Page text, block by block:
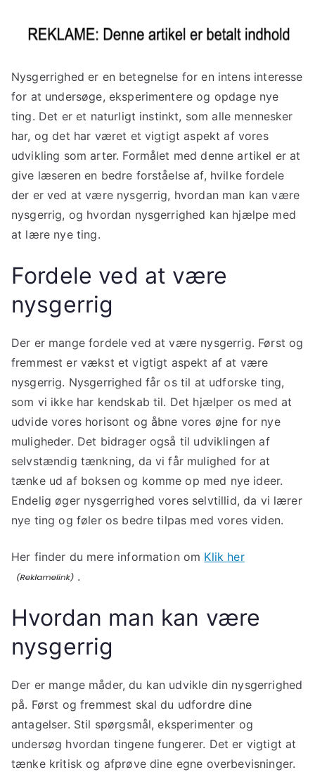
Nysgerrighed er en betegnelse for en intens interesse
for at undersøge, eksperimentere og opdage nye
ting. Det er et naturligt instinkt, som alle mennesker
har, og det har været et vigtigt aspekt af vores
udvikling som arter. Formålet med denne artikel er at
give læseren en bedre forståelse af, hvilke fordele
der er ved at være nysgerrig, hvordan man kan være
nysgerrig, og hvordan nysgerrighed kan hjælpe med
at lære nye ting.
Fordele ved at være
nysgerrig
Der er mange fordele ved at være nysgerrig. Først og
fremmest er vækst et vigtigt aspekt af at være
nysgerrig. Nysgerrighed får os til at udforske ting,
som vi ikke har kendskab til. Det hjælper os med at
udvide vores horisont og åbne vores øjne for nye
muligheder. Det bidrager også til udviklingen af
selvstændig tænkning, da vi får mulighed for at
tænke ud af boksen og komme op med nye ideer.
Endelig øger nysgerrighed vores selvtillid, da vi lærer
nye ting og føler os bedre tilpas med vores viden.
Her finder du mere information om Klik her
.
Hvordan man kan være
nysgerrig
Der er mange måder, du kan udvikle din nysgerrighed
på. Først og fremmest skal du udfordre dine
antagelser. Stil spørgsmål, eksperimenter og
undersøg hvordan tingene fungerer. Det er vigtigt at
tænke kritisk og afprøve dine egne overbevisninger.